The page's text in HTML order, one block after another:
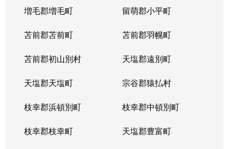
増毛郡増毛町 留萌郡小平町
苫前郡苫前町 苫前郡羽幌町
苫前郡初山別村 天塩郡遠別町
天塩郡天塩町 宗谷郡猿払村
枝幸郡浜頓別町 枝幸郡中頓別町
枝幸郡枝幸町 天塩郡豊富町